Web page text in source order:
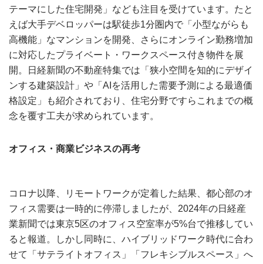
テーマにした住宅開発」なども注目を受けています。たと
えば大手デベロッパーは駅徒歩1分圏内で「小型ながらも
高機能」なマンションを開発、さらにオンライン勤務増加
に対応したプライベート・ワークスペース付き物件を展
開。日経新聞の不動産特集では「狭小空間を知的にデザイ
ンする建築設計」や「AIを活用した需要予測による最適価
格設定」も紹介されており、住宅分野ですらこれまでの概
念を覆す工夫が求められています。
オフィス・商業ビジネスの再考
コロナ以降、リモートワークが定着した結果、都心部のオ
フィス需要は一時的に停滞しましたが、2024年の日経産
業新聞では東京5区のオフィス空室率が5%台で推移してい
ると報道。しかし同時に、ハイブリッドワーク時代に合わ
せて「サテライトオフィス」「フレキシブルスペース」へ